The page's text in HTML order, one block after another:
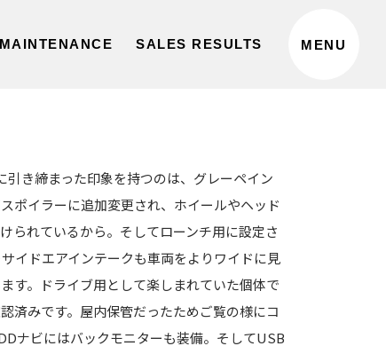
MAINTENANCE SALES RESULTS MENU
引き締まった印象を持つのは、グレーペイン
ポイラーに追加変更され、ホイールやヘッド
られているから。そしてローンチ用に設定さ
イドエアインテークも車両をよりワイドに見
す。ドライブ用として楽しまれていた個体で
済みです。屋内保管だったためご覧の様にコ
ナビにはバックモニターも装備。そしてUSB